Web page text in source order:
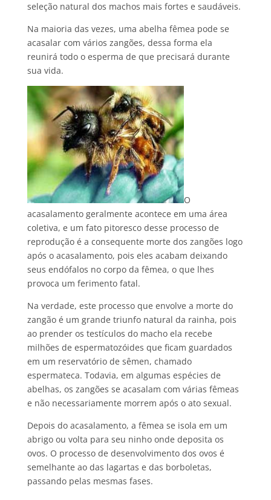
seleção natural dos machos mais fortes e saudáveis.
Na maioria das vezes, uma abelha fêmea pode se
acasalar com vários zangões, dessa forma ela
reunirá todo o esperma de que precisará durante
sua vida.
O
acasalamento geralmente acontece em uma área
coletiva, e um fato pitoresco desse processo de
reprodução é a consequente morte dos zangões logo
após o acasalamento, pois eles acabam deixando
seus endófalos no corpo da fêmea, o que lhes
provoca um ferimento fatal.
Na verdade, este processo que envolve a morte do
zangão é um grande triunfo natural da rainha, pois
ao prender os testículos do macho ela recebe
milhões de espermatozóides que ficam guardados
em um reservatório de sêmen, chamado
espermateca. Todavia, em algumas espécies de
abelhas, os zangões se acasalam com várias fêmeas
e não necessariamente morrem após o ato sexual.
Depois do acasalamento, a fêmea se isola em um
abrigo ou volta para seu ninho onde deposita os
ovos. O processo de desenvolvimento dos ovos é
semelhante ao das lagartas e das borboletas,
passando pelas mesmas fases.